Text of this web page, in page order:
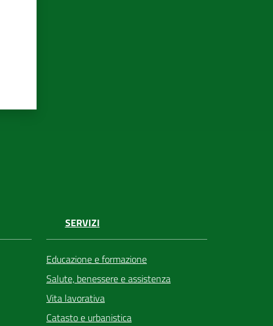
SERVIZI
Educazione e formazione
Salute, benessere e assistenza
Vita lavorativa
Catasto e urbanistica